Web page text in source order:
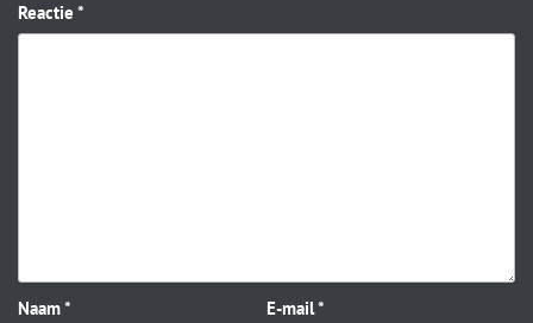
Reactie *
Naam* E-mail*